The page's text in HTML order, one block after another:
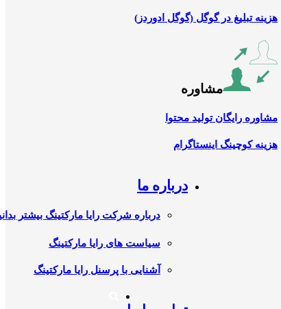
هزینه تبلیغ در گوگل (گوگل ادوردز)
مشاوره
مشاوره رایگان تولید محتوا
هزینه کوچینگ اینستاگرام
درباره ما
درباره شرکت رایا مارکتینگ بیشتر
سیاست های رایا مارکتینگ
آشنایی با پرسنل رایا مارکتینگ